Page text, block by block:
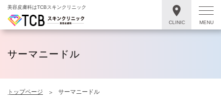
美容皮膚科はTCBスキンクリニック
サーマニードル
トップページ サーマニードル
CLINIC MENU